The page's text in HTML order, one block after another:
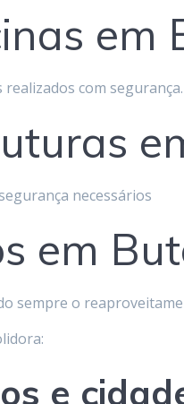
em
com segurança.
necessários
em
sempre o
e